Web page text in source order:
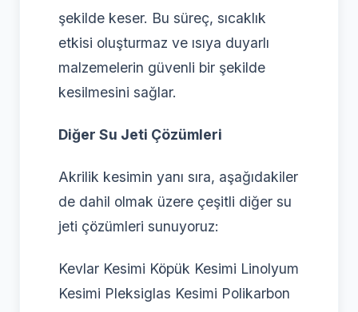
şekilde keser. Bu süreç, sıcaklık
etkisi oluşturmaz ve ısıya duyarlı
malzemelerin güvenli bir şekilde
kesilmesini sağlar.
Diğer Su Jeti Çözümleri
Akrilik kesimin yanı sıra, aşağıdakiler
de dahil olmak üzere çeşitli diğer su
jeti çözümleri sunuyoruz:
Kevlar Kesimi Köpük Kesimi Linolyum
Kesimi Pleksiglas Kesimi Polikarbon